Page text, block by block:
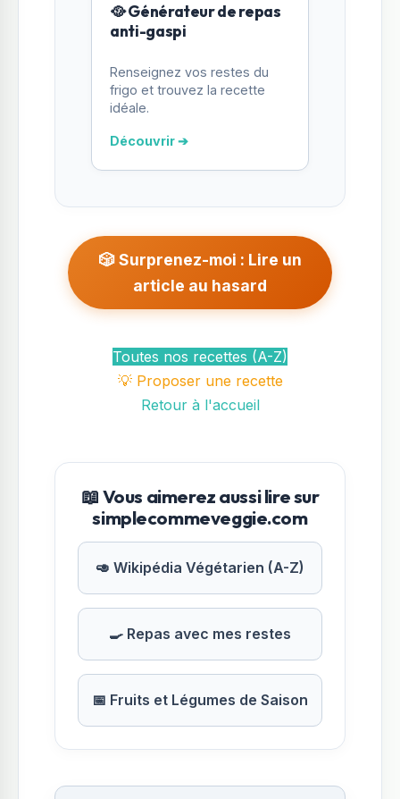
🥘 Générateur de repas
anti-gaspi
Renseignez vos restes du
frigo et trouvez la recette
idéale.
Découvrir ➔
🎲 Surprenez-moi : Lire un
article au hasard
Toutes nos recettes (A-Z)
💡 Proposer une recette
Retour à l'accueil
📖 Vous aimerez aussi lire sur
simplecommeveggie.com
🥑 Wikipédia Végétarien (A-Z)
🍳 Repas avec mes restes
📅 Fruits et Légumes de Saison